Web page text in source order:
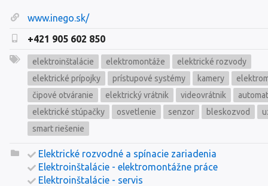
www.inego.sk/
+421 905 602 850
elektroinštalácie elektromontáže
elektrické rozvody
elektrické prípojky
prístupové systémy kamery
čipové otváranie
elektrický vrátnik videovrátnik
elektrické stúpačky
osvetlenie senzor bleskozvod
smart riešenie
Elektrické rozvodné a spínacie zariadenia
Elektroinštalácie - elektromontážne práce
Elektroinštalácie - servis